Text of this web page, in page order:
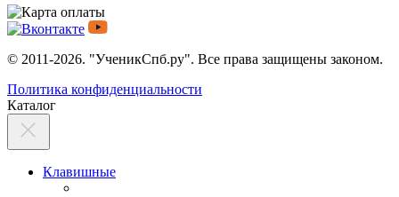
© 2011-2026. "УченикСпб.ру". Все права защищены законом.
Политика конфиденциальности
Каталог
Клавишные